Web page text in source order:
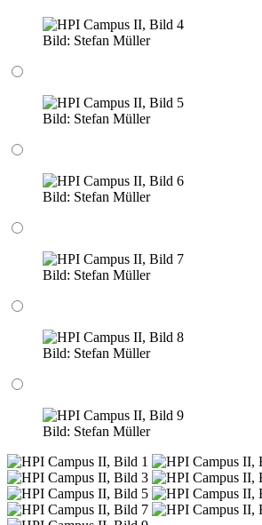
Bild: Stefan Müller
Bild: Stefan Müller
Bild: Stefan Müller
Bild: Stefan Müller
Bild: Stefan Müller
Bild: Stefan Müller